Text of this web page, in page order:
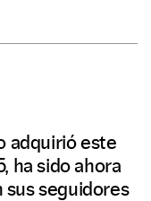
adquirió este
ha sido ahora
seguidores